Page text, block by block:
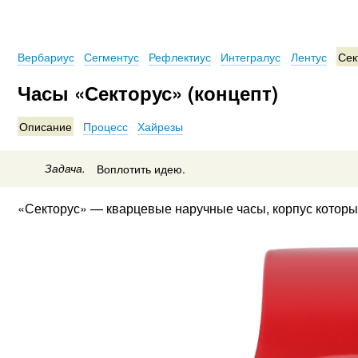
Вербариус Сегментус Рефлектиус Интегралус Лентус
Часы «Секторус» (концепт)
Описание Процесс Хайрезы
Задача. Воплотить идею.
«Секторус» — кварцевые наручные часы, корпус